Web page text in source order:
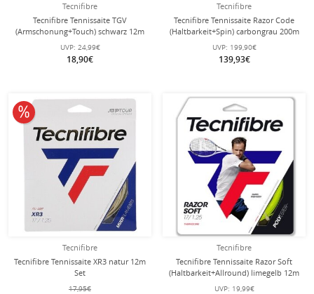
Tecnifibre
Tecnifibre Tennissaite TGV
(Armschonung+Touch) schwarz 12m
Set
UVP: 24,99€
18,90€
Tecnifibre
Tecnifibre Tennissaite Razor Code
(Haltbarkeit+Spin) carbongrau 200m
Rolle
UVP: 199,90€
139,93€
Tecnifibre
Tecnifibre Tennissaite XR3 natur 12m
Set
17,95€
10% reduziert
Tecnifibre
Tecnifibre Tennissaite Razor Soft
(Haltbarkeit+Allround) limegelb 12m
Set
UVP: 19,99€